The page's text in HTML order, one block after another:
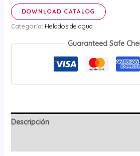
Tamarindo
-
12
litros
DOWNLOAD CATALOG
Categoría: Helados de agua
Guaranteed Safe
Descripción